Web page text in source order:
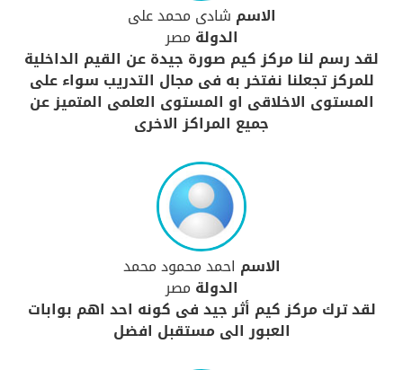
الاسم شادى محمد على
الدولة مصر
لقد رسم لنا مركز كيم صورة جيدة عن القيم الداخلية
للمركز تجعلنا نفتخر به فى مجال التدريب سواء على
المستوى الاخلاقى او المستوى العلمى المتميز عن
جميع المراكز الاخرى
الاسم احمد محمود محمد
الدولة مصر
لقد ترك مركز كيم أثر جيد فى كونه احد اهم بوابات
العبور الى مستقبل افضل